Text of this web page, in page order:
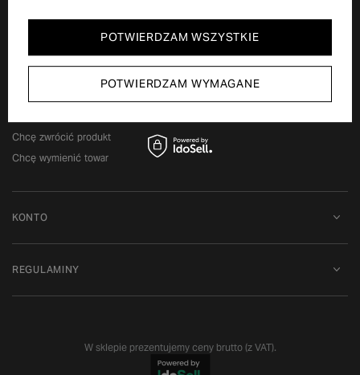
Chcę zwrócić produkt
Chcę wymienić towar
KONTO
REGULAMINY
W sklepie prezentujemy ceny brutto (z VAT).
POTWIERDZAM WYMAGANE
POTWIERDZAM WSZYSTKIE